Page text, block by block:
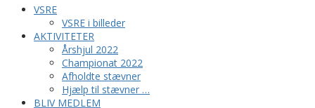
VSRE
VSRE i billeder
AKTIVITETER
Årshjul 2022
Championat 2022
Afholdte stævner
Hjælp til stævner …
BLIV MEDLEM